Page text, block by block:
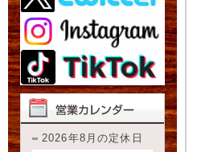
2026年8月の定休日